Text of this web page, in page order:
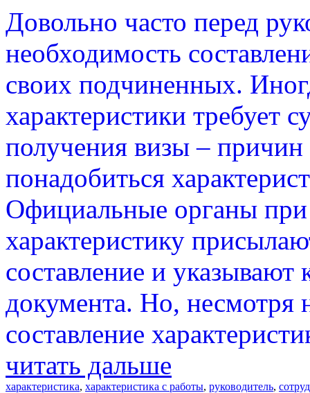
Довольно часто перед
необходимость
своих подчиненных.
характеристики требует
получения визы –
понадобиться
Официальные органы
характеристику
составление и
документа. Но, несмотря
составление
читать дальше
характеристика, характеристика с работы, руководитель,